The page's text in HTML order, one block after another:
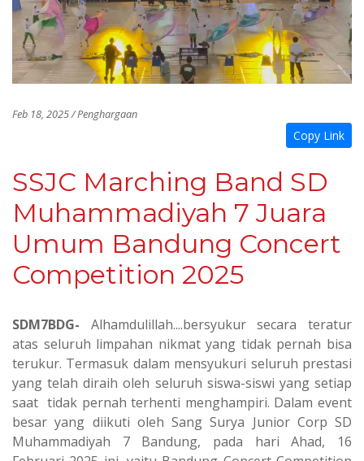
Feb 18, 2025 / Penghargaan
Copy Link
SSJC Marching Band SD
Muhammadiyah 7 Juara
Umum Bandung Concert
Competition 2025
SDM7BDG- Alhamdulillah....bersyukur secara teratur
atas seluruh limpahan nikmat yang tidak pernah bisa
terukur. Termasuk dalam mensyukuri seluruh prestasi
yang telah diraih oleh seluruh siswa-siswi yang setiap
saat tidak pernah terhenti menghampiri. Dalam event
besar yang diikuti oleh Sang Surya Junior Corp SD
Muhammadiyah 7 Bandung, pada hari Ahad, 16